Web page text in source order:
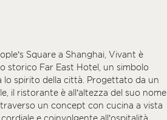
Square a Shanghai, Vivant è
storico Far East Hotel, un simbolo
lo spirito della città. Progettato da un
il ristorante è all’altezza del suo nome
un concept con cucina a vista